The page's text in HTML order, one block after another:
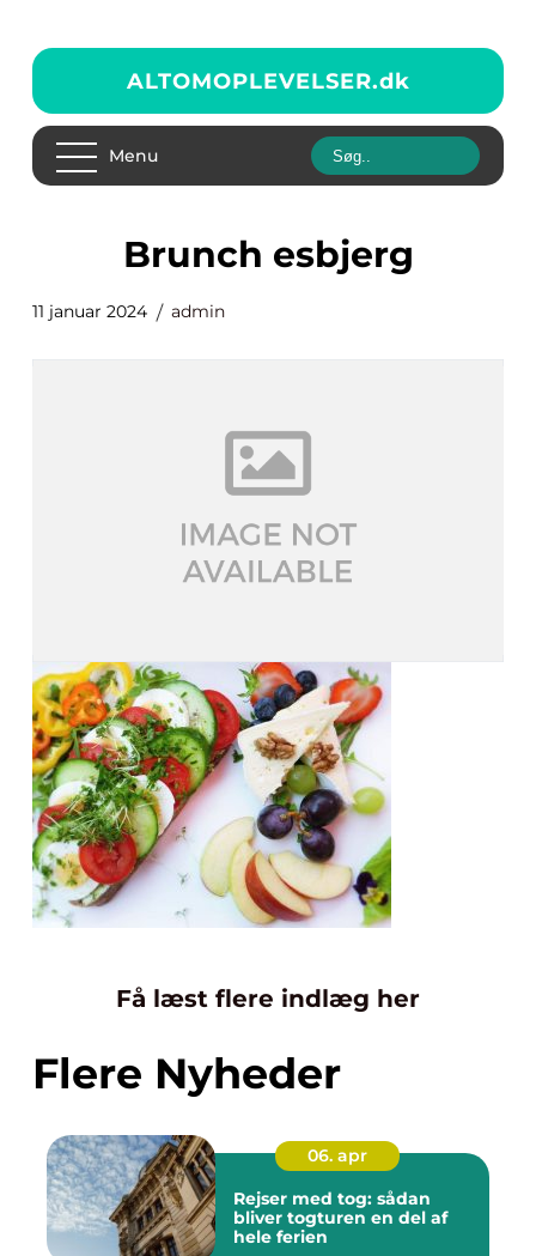
ALTOMOPLEVELSER.dk
Menu
brunch esbjerg
11 januar 2024 admin
Få læst flere indlæg her
Flere Nyheder
06. apr
Rejser med tog: sådan
bliver togturen en del af
hele ferien